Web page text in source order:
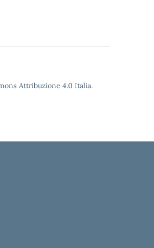
Attribuzione 4.0 Italia.